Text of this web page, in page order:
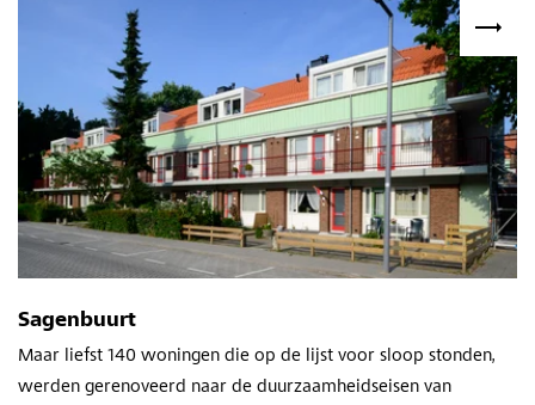
Sagenbuurt
Maar liefst 140 woningen die op de lijst voor sloop stonden,
werden gerenoveerd naar de duurzaamheidseisen van